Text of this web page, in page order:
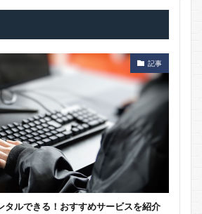
記事
タルできる！おすすめサービスを紹介